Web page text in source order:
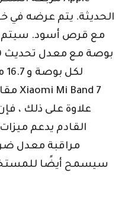
القادم يدعم
مراقبة معدل
سيسمح أيضًا